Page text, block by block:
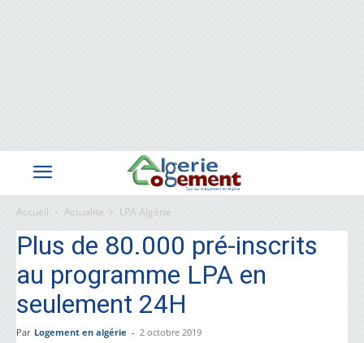
Accueil Actualite LPA Algérie
Plus de 80.000 pré-inscrits
au programme LPA en
seulement 24H
Par Logement en algérie - 2 octobre 2019